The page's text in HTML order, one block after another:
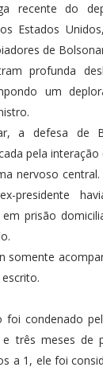
recente do
Estados
de
profunda
um
a defesa de
pela
nervoso
presidente
prisão
somente
foi condenado
três meses de
a 1, ele foi